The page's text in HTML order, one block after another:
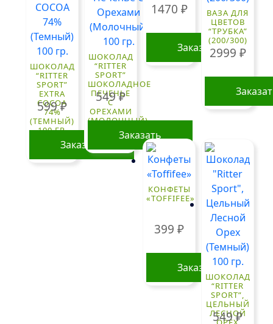
ШОКОЛАД
“RITTER
SPORT”
EXTRA
COCOA
74%
(ТЕМНЫЙ)
100 ГР.
599₽
Заказать
ШОКОЛАД
“RITTER
SPORT”
ШОКОЛАДНОЕ
ПЕЧЕНЬЕ
С
ОРЕХАМИ
(МОЛОЧНЫЙ)
100 ГР.
549₽
Заказать
1470 ₽
Заказать
ВАЗА ДЛЯ
ЦВЕТОВ
“ТРУБКА”
(200/300)
2999 ₽
КОНФЕТЫ
«TOFFIFEE»
399₽
Заказать
ШОКОЛАД
“RITTER
SPORT”,
ЦЕЛЬНЫЙ
ЛЕСНОЙ
549₽